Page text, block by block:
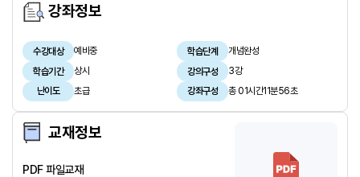
강좌정보
수강대상 예비중 학습단계
개념완성
학습기간
상시 강의구성
3강
난이도
초급 강좌구성 총 01시간11분56초
교재정보
PDF 파일교재